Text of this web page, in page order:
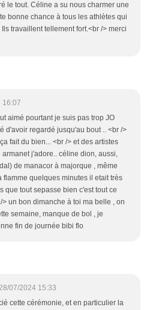
le tout. Céline a su nous charmer une
bonne chance à tous les athlètes qui
travaillent tellement fort.<br /> merci
16:07
aimé pourtant je suis pas trop JO
d'avoir regardé jusqu'au bout .. <br />
fait du bien... <br /> et des artistes
j'adore.. céline dion, aussi,
de manacor à majorque , même
flamme quelques minutes il etait très
que tout sepasse bien c'est tout ce
un bon dimanche à toi ma belle , on
semaine, manque de bol , je
fin de journée bibi flo
07/2024 15:33
cette cérémonie, et en particulier la